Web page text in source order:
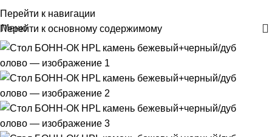
Перейти к навигации
Перейти к основному содержимому
Меню